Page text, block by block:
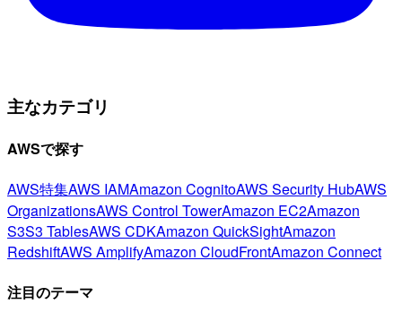
主なカテゴリ
AWSで探す
AWS特集AWS IAMAmazon CognitoAWS Security HubAWS
OrganizationsAWS Control TowerAmazon EC2Amazon
S3S3 TablesAWS CDKAmazon QuickSightAmazon
RedshiftAWS AmplifyAmazon CloudFrontAmazon Connect
注目のテーマ